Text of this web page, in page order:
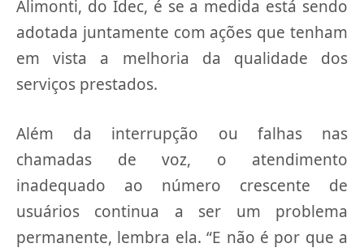
Alimonti, do Idec, é se a medida está sendo
adotada juntamente com ações que tenham
em vista a melhoria da qualidade dos
serviços prestados.
Além da interrupção ou falhas nas
chamadas de voz, o atendimento
inadequado ao número crescente de
usuários continua a ser um problema
permanente, lembra ela. “E não é por que a